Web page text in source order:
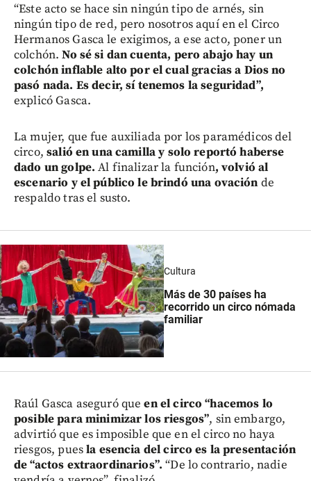
“Este acto se hace sin ningún tipo de arnés, sin
ningún tipo de red, pero nosotros aquí en el Circo
Hermanos Gasca le exigimos, a ese acto, poner un
colchón.No sé si dan cuenta, pero abajo hay un
colchón inflable alto por el cual gracias a Dios no
pasó nada. Es decir, sí tenemos la seguridad”,
explicó Gasca.
La mujer, que fue auxiliada por los paramédicos del
circo,salió en una camilla y solo reportó haberse
dado un golpe.Al finalizar la función, volvió al
escenario y el público le brindó una ovación de
respaldo tras el susto.
Cultura
Más de 30 países ha
recorrido un circo nómada
familiar
Raúl Gasca aseguró queen el circo “hacemos lo
posible para minimizar los riesgos”, sin embargo,
advirtió que es imposible que en el circo no haya
riesgos, puesla esencia del circo es la presentación
de “actos extraordinarios”. “De lo contrario, nadie